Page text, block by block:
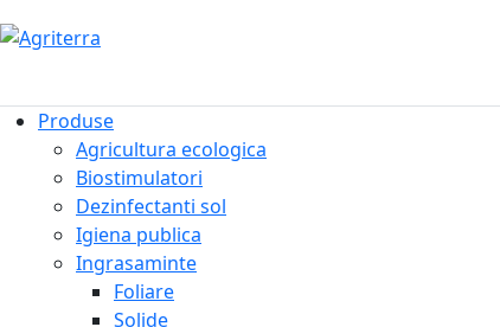
Produse
Agricultura ecologica
Biostimulatori
Dezinfectanti sol
Igiena publica
Ingrasaminte
Foliare
Solide